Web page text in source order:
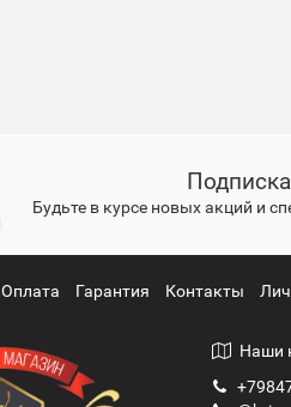
Будьте в курсе новых акций и
Оплата Гарантия Контакты
Наши